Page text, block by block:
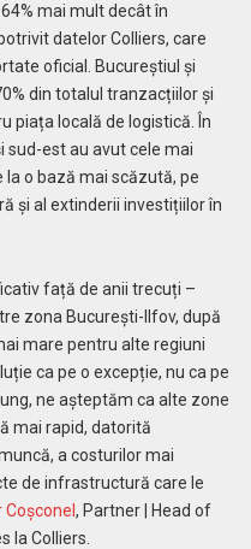
mai mult decât în
datelor Colliers, care
oficial. Bucureștiul și
din totalul tranzacțiilor și
piața locală de logistică. În
sud-est au avut cele mai
o bază mai scăzută, pe
și al extinderii investițiilor în
față de anii trecuți –
zona București-Ilfov, după
mare pentru alte regiuni
ca pe o excepție, nu ca pe
ne așteptăm ca alte zone
mai rapid, datorită
a costurilor mai
de infrastructură care le
, Partner | Head of
la Colliers.